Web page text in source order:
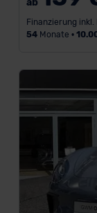
a
h
l
i
n
Finanzierung inkl.
54Monate •